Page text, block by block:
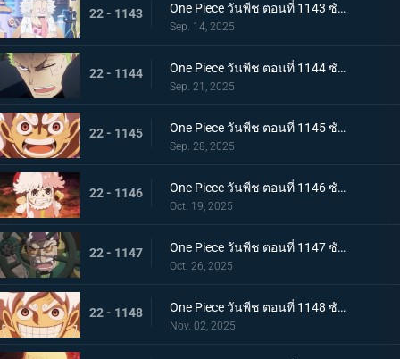
22 - 1143 One Piece วันพีช ตอนที่ 1143 ซับไทย แผนลับของเวก้าพังค์ การถ่ายทอดสดทั่วโลกอันบีบคั้น
Sep. 14, 2025
22 - 1144 One Piece วันพีช ตอนที่ 1144 ซับไทย ที่สุดของฝันร้าย การรวมพลของห้าผู้เฒ่า
Sep. 21, 2025
22 - 1145 One Piece วันพีช ตอนที่ 1145 ซับไทย ทำศึกร่วมกับสหาย ลูฟี่กับนักรบเอลบัฟ
Sep. 28, 2025
22 - 1146 One Piece วันพีช ตอนที่ 1146 ซับไทย ภัยคุกคามที่ใกล้เข้ามา - ความมุ่งมั่นของสตูสซีและเอดิสัน
Oct. 19, 2025
22 - 1147 One Piece วันพีช ตอนที่ 1147 ซับไทย บทสรุปที่น่าทึ่ง - การทำนายครั้งยิ่งใหญ่ของเวก้าพังค์
Oct. 26, 2025
22 - 1148 One Piece วันพีช ตอนที่ 1148 ซับไทย ประวัติศาสตร์ที่สาบสูญ - จอยบอย โจรสลัดคนแรก
Nov. 02, 2025